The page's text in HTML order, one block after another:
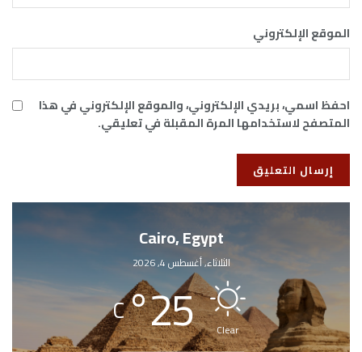
الموقع الإلكتروني
احفظ اسمي، بريدي الإلكتروني، والموقع الإلكتروني في هذا
المتصفح لاستخدامها المرة المقبلة في تعليقي.
Cairo, Egypt
الثلاثاء, أغسطس 4, 2026
Clear
25
°
C